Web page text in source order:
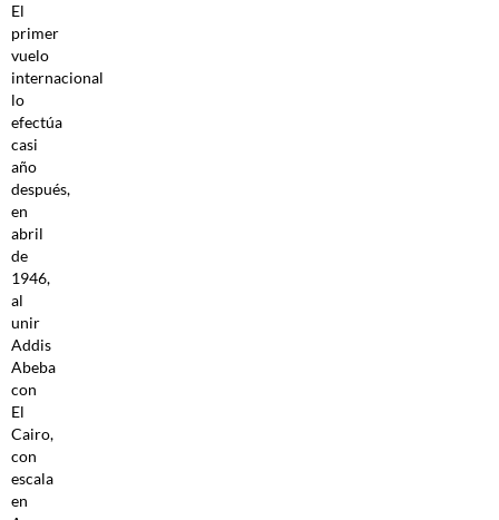
El
primer
vuelo
internacional
lo
efectúa
casi
año
después,
en
abril
de
1946,
al
unir
Addis
Abeba
con
El
Cairo,
con
escala
en